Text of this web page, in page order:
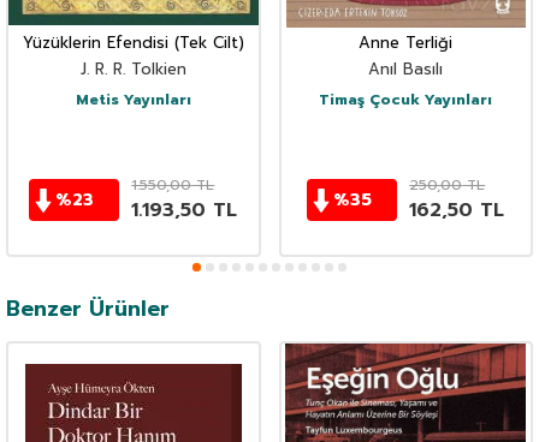
Yüzüklerin Efendisi (Tek Cilt)
J. R. R. Tolkien
Metis Yayınları
%23
1.550,00TL
1.193,50 TL
Anne Terliği
Anıl Basılı
Timaş Çocuk Yayınları
%35
250,00TL
162,50 TL
Benzer Ürünler